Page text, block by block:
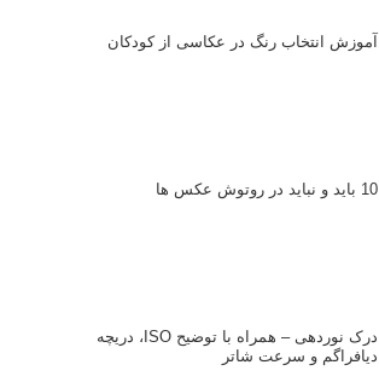
آموزش انتخاب رنگ در عکاسی از کودکان
10 باید و نباید در روتوش عکس ها
درک نوردهی – همراه با توضیح ISO، دریچه
دیافراگم و سرعت شاتر